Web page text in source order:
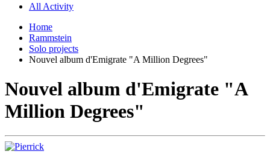
All Activity
Home
Rammstein
Solo projects
Nouvel album d'Emigrate "A Million Degrees"
Nouvel album d'Emigrate "A
Million Degrees"